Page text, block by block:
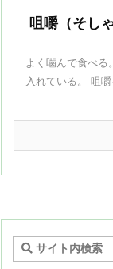
咀嚼（そし
よく噛んで食べる
入れている。 咀